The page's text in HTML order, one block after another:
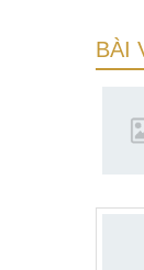
BÀI